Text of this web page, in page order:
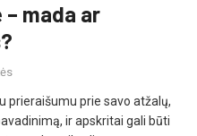
mada ar
prieraišumu prie savo atžalų,
ir apskritai gali būti